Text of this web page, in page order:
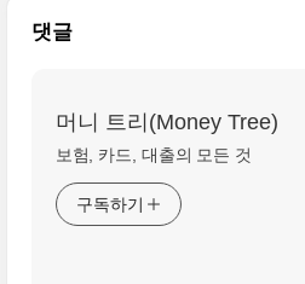
댓글
머니 트리(Money Tree)
보험, 카드, 대출의 모든 것
구독하기